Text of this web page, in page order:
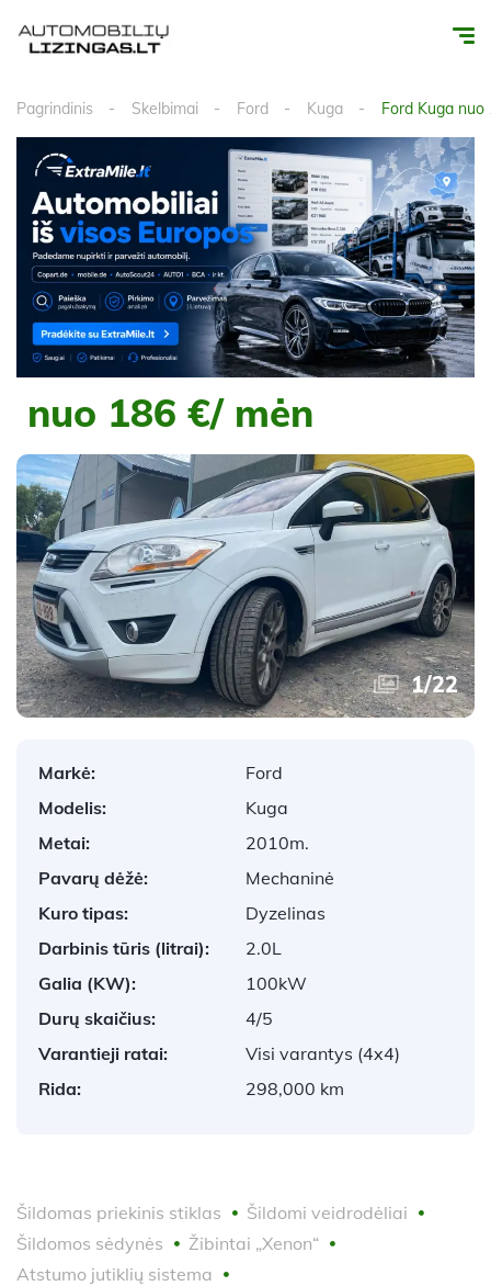
Pagrindinis Skelbimai Ford Kuga Ford Kuga nuo
nuo 186 €/ mėn
1/22
Markė:
Ford
Modelis:
Kuga
Metai:
2010m.
Pavarų dėžė:
Mechaninė
Kuro tipas:
Dyzelinas
Darbinis tūris (litrai):
2.0L
Galia (KW):
100kW
Durų skaičius:
4/5
Varantieji ratai:
Visi varantys (4x4)
Rida:
298,000 km
Šildomas priekinis stiklas
Šildomi veidrodėliai
Šildomos sėdynės
Žibintai „Xenon“
Atstumo jutiklių sistema